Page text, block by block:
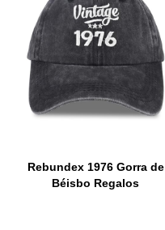
Rebundex 1976 Gorra de
Béisbo Regalos